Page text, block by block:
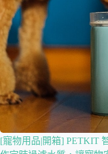
[寵物用品|開箱] PETKIT